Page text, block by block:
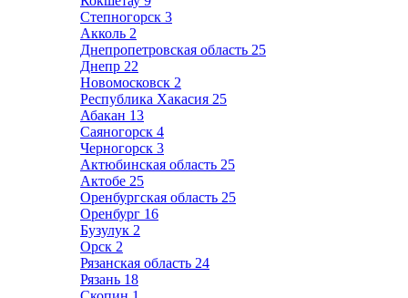
Степногорск 3
Акколь 2
Днепропетровская область 25
Днепр 22
Новомосковск 2
Республика Хакасия 25
Абакан 13
Саяногорск 4
Черногорск 3
Актюбинская область 25
Актобе 25
Оренбургская область 25
Оренбург 16
Бузулук 2
Орск 2
Рязанская область 24
Рязань 18